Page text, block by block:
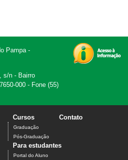
Pampa -
s/n - Bairro
000 - Fone (55)
Cursos
Graduação
Pós-Graduação
Contato
Para estudantes
Portal do Aluno